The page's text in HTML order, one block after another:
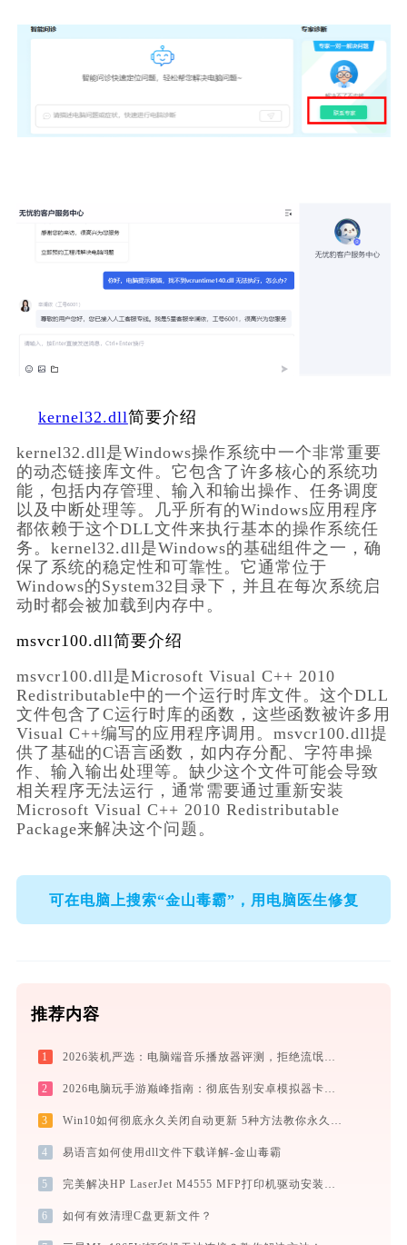
kernel32.dll简要介绍
kernel32.dll是Windows操作系统中一个非常重要
的动态链接库文件。它包含了许多核心的系统功
能，包括内存管理、输入和输出操作、任务调度
以及中断处理等。几乎所有的Windows应用程序
都依赖于这个DLL文件来执行基本的操作系统任
务。kernel32.dll是Windows的基础组件之一，确
保了系统的稳定性和可靠性。它通常位于
Windows的System32目录下，并且在每次系统启
动时都会被加载到内存中。
msvcr100.dll简要介绍
msvcr100.dll是Microsoft Visual C++ 2010
Redistributable中的一个运行时库文件。这个DLL
文件包含了C运行时库的函数，这些函数被许多用
Visual C++编写的应用程序调用。msvcr100.dll提
供了基础的C语言函数，如内存分配、字符串操
作、输入输出处理等。缺少这个文件可能会导致
相关程序无法运行，通常需要通过重新安装
Microsoft Visual C++ 2010 Redistributable
Package来解决这个问题。
可在电脑上搜索“金山毒霸”，用电脑医生修复
推荐内容
1 2026装机严选：电脑端音乐播放器评测，拒绝流氓捆绑，还原极致无损心流音质
2 2026电脑玩手游巅峰指南：彻底告别安卓模拟器卡顿与捆绑，体验官方原生多端互通
3 Win10如何彻底永久关闭自动更新 5种方法教你永久关闭win10自动更新
4 易语言如何使用dll文件下载详解-金山毒霸
5 完美解决HP LaserJet M4555 MFP打印机驱动安装困扰，全面下载安装教程
6 如何有效清理C盘更新文件？